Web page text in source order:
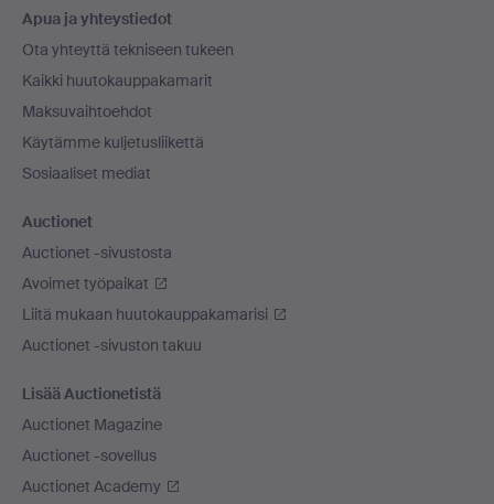
Apua ja yhteystiedot
Ota yhteyttä tekniseen tukeen
Kaikki huutokauppakamarit
Maksuvaihtoehdot
Käytämme kuljetusliikettä
Sosiaaliset mediat
Auctionet
Auctionet -sivustosta
Avoimet työpaikat
Liitä mukaan huutokauppakamarisi
Auctionet -sivuston takuu
Lisää Auctionetistä
Auctionet Magazine
Auctionet -sovellus
Auctionet Academy